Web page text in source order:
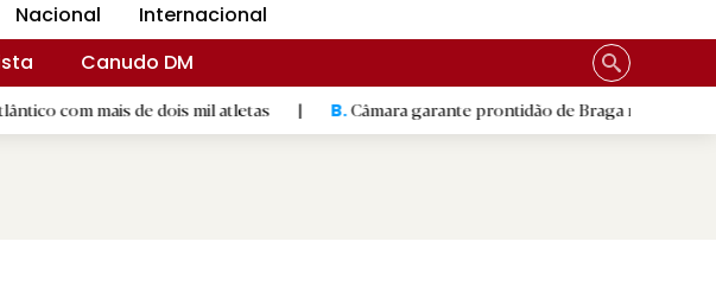
Nacional
Internacional
Canudo DM
de dois mil atletas | B.Câmara garante prontidão de Braga no resgate animal